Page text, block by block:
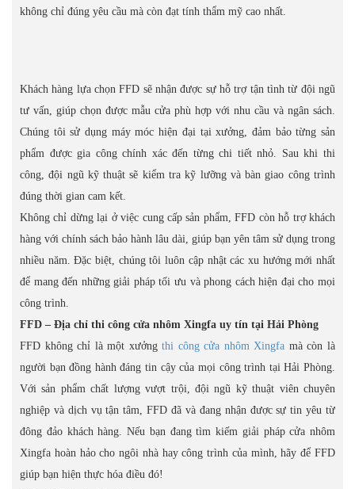
không chỉ đúng yêu cầu mà còn đạt tính thẩm mỹ cao nhất.
Khách hàng lựa chọn FFD sẽ nhận được sự hỗ trợ tận tình từ đội ngũ
tư vấn, giúp chọn được mẫu cửa phù hợp với nhu cầu và ngân sách.
Chúng tôi sử dụng máy móc hiện đại tại xưởng, đảm bảo từng sản
phẩm được gia công chính xác đến từng chi tiết nhỏ. Sau khi thi
công, đội ngũ kỹ thuật sẽ kiểm tra kỹ lưỡng và bàn giao công trình
đúng thời gian cam kết.
Không chỉ dừng lại ở việc cung cấp sản phẩm, FFD còn hỗ trợ khách
hàng với chính sách bảo hành lâu dài, giúp bạn yên tâm sử dụng trong
nhiều năm. Đặc biệt, chúng tôi luôn cập nhật các xu hướng mới nhất
để mang đến những giải pháp tối ưu và phong cách hiện đại cho mọi
công trình.
FFD – Địa chỉ thi công cửa nhôm Xingfa uy tín tại Hải Phòng
FFD không chỉ là một xưởngthi công cửa nhôm Xingfa mà còn là
người bạn đồng hành đáng tin cậy của mọi công trình tại Hải Phòng.
Với sản phẩm chất lượng vượt trội, đội ngũ kỹ thuật viên chuyên
nghiệp và dịch vụ tận tâm, FFD đã và đang nhận được sự tin yêu từ
đông đảo khách hàng. Nếu bạn đang tìm kiếm giải pháp cửa nhôm
Xingfa hoàn hảo cho ngôi nhà hay công trình của mình, hãy để FFD
giúp bạn hiện thực hóa điều đó!